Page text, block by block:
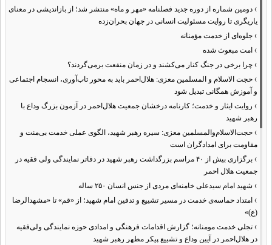
› دومین شماره از دوره جدید فصلنامه «مهر و ماه» منتشر شد؛ از بازاندیشی در معنای
یاریگری تا روایت مسئولیت انسانی در جهان بحران‌زده
› جلوه‌ای از خدمت مؤمنانه
› امت مبعوث شده
› چرا برخی در جنگ کنار می‌کشند و در زمان منفعت برمی‌گردند؟
› حجت الاسلام و المسلمین معزی: هلال‌احمر باید به محور تاب‌آوری، انسجام اجتماعی
و آموزش همگانی تبدیل شود
› روایت ایثار و خدمت؛ کارنامه درخشان جمعیت هلال‌احمر در آزمون بزرگ وداع با
رهبر شهید
› حجت‌الاسلام‌والمسلمین معزی: سیره رهبر شهید، الگوی عملی خدمت بی‌منت و
مقاومت برای امدادگران است
›
برگزاری بیش از ۴۰ مراسم بزرگداشت رهبر شهید در دفاتر نمایندگی ولی فقیه در
جمعیت هلال احمر
› شهید امام سیدعلی خامنه‌ای مردی از جنس انسان ۲۵۰ ساله
› امتداد حماسه‌ی خدمت در مسیر تشییع و تدفین امام شهید؛ از «قم» تا «مشهدالرضا
(ع)»
› تجلی خدمت مومنانه؛ گزارش اقدامات فرهنگی و امدادی حوزه نمایندگی ولی‌فقیه
در هلال‌احمر در آیین وداع و تشییع پیکر مطهر رهبر شهید